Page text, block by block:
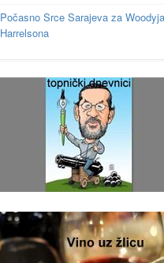
Počasno Srce Sarajeva za Woodyja
Harrelsona